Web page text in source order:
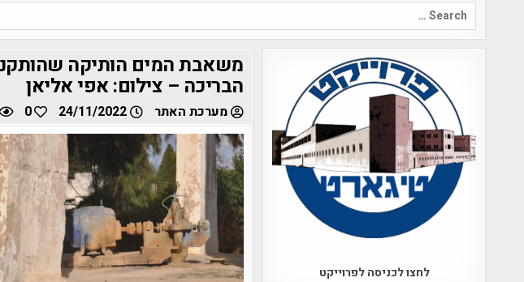
Search
for:
הבריכה – צילום: אפי אליאן
מערכת האתר 24/11/2022
0
לחצו לכניסה לפרוייקט